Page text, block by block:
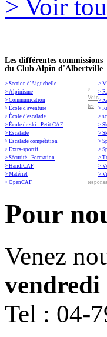
> Voir
Les différentes commissions
du Club Alpin d'Albertville
> Section d'Aiguebelle
> Alpinisme
> Communication
> École d'aventure
> École d'escalade
> École de ski - Petit CAF
> Escalade
> Escalade compétition
> Extra-sportif
> Sécurité - Formation
> HandiCAF
> Matériel
> OpenCAF
>
>
>
>
>
>
>
>
>
>
>
>
>
Voir
les
Pour
Venez
vendredi
Tel : 04-